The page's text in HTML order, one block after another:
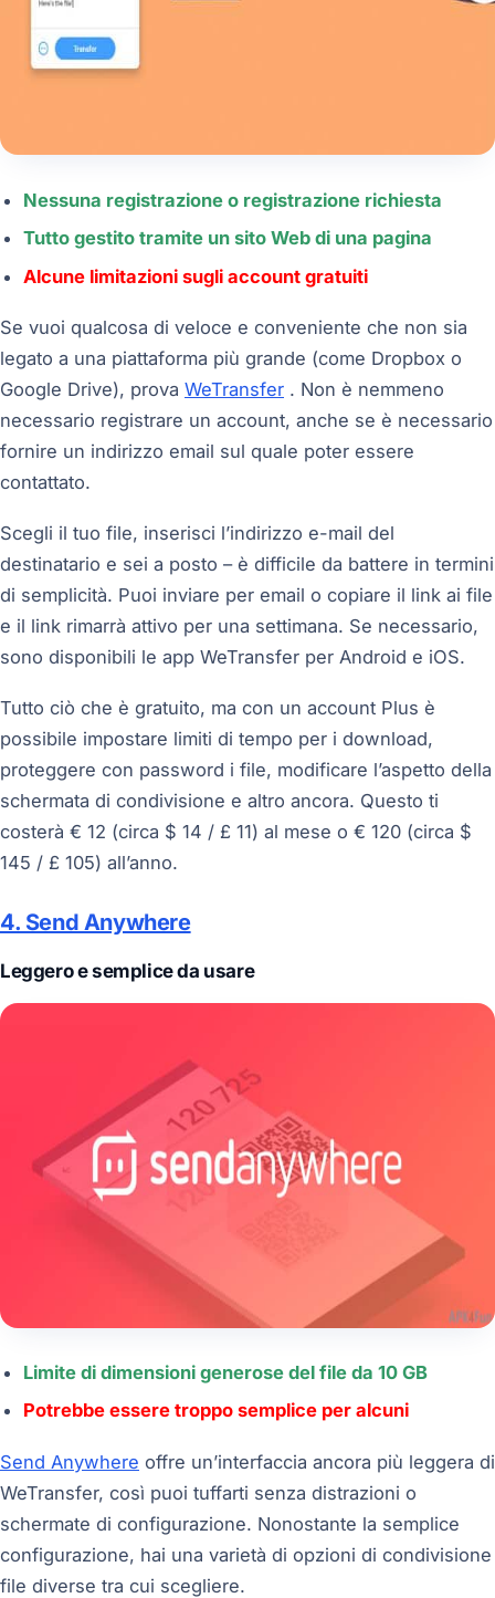
Nessuna registrazione o registrazione richiesta
Tutto gestito tramite un sito Web di una pagina
Alcune limitazioni sugli account gratuiti
Se vuoi qualcosa di veloce e conveniente che non sia
legato a una piattaforma più grande (come Dropbox o
Google Drive), prova WeTransfer . Non è nemmeno
necessario registrare un account, anche se è necessario
fornire un indirizzo email sul quale poter essere
contattato.
Scegli il tuo file, inserisci l’indirizzo e-mail del
destinatario e sei a posto – è difficile da battere in termini
di semplicità. Puoi inviare per email o copiare il link ai file
e il link rimarrà attivo per una settimana. Se necessario,
sono disponibili le app WeTransfer per Android e iOS.
Tutto ciò che è gratuito, ma con un account Plus è
possibile impostare limiti di tempo per i download,
proteggere con password i file, modificare l’aspetto della
schermata di condivisione e altro ancora. Questo ti
costerà € 12 (circa $ 14 / £ 11) al mese o € 120 (circa $
145 / £ 105) all’anno.
4. Send Anywhere
Leggero e semplice da usare
Limite di dimensioni generose del file da 10 GB
Potrebbe essere troppo semplice per alcuni
Send Anywhere offre un’interfaccia ancora più leggera di
WeTransfer, così puoi tuffarti senza distrazioni o
schermate di configurazione. Nonostante la semplice
configurazione, hai una varietà di opzioni di condivisione
file diverse tra cui scegliere.